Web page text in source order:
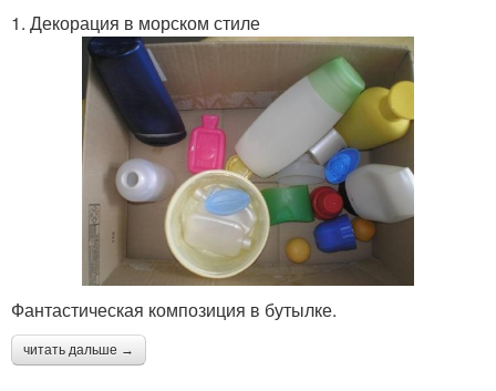
1. Декорация в морском стиле
Фантастическая композиция в бутылке.
читать дальше →